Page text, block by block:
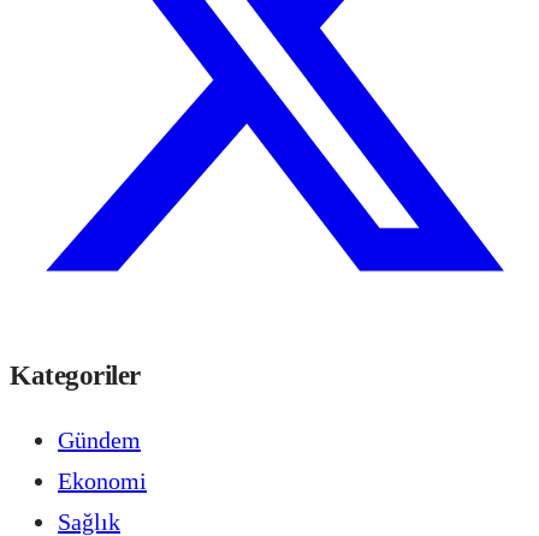
Kategoriler
Gündem
Ekonomi
Sağlık